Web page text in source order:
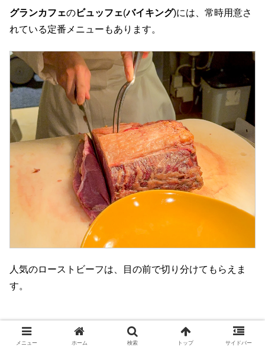
グランカフェのビュッフェ(バイキング)には、常時用意さ
れている定番メニューもあります。
人気のローストビーフは、目の前で切り分けてもらえま
す。
たくさん食べたい人は、厚めに切ってもらうこともできま
メニュー ホーム 検索 トップ サイドバー